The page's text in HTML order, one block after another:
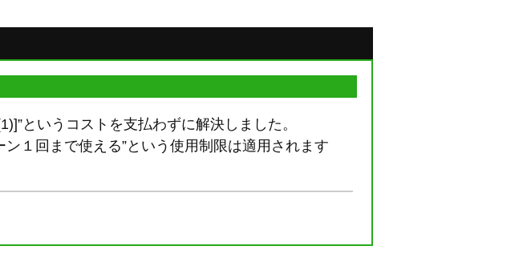
というコストを支払わずに解決しました。
１回まで使える”という使用制限は適用されます